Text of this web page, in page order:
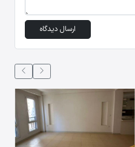
ارسال دیدگاه